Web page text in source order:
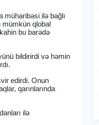
ilə bağlı
mümkün qlobal
bu barədə
bildirirdi və həmin
edirdi. Onun
qarınlarında
ilə